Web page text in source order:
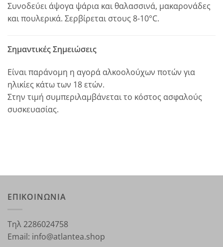
Συνοδεύει άψογα ψάρια και θαλασσινά, μακαρονάδες
και πουλερικά. Σερβίρεται στους 8-10°C.
Σημαντικές Σημειώσεις
Είναι παράνομη η αγορά αλκοολούχων ποτών για
ηλικίες κάτω των 18 ετών.
Στην τιμή συμπεριλαμβάνεται το κόστος ασφαλούς
συσκευασίας.
ΕΠΙΚΟΙΝΩΝΙΑ
Τηλ 2286024758
Email: info@atlantea.shop